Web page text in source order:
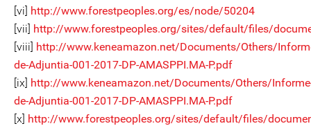
[vi] http://www.forestpeoples.org/es/node/50204
[vii] http://www.forestpeoples.org/sites/default/files/
[viii] http://www.keneamazon.net/Documents/Others/
de-Adjuntia-001-2017-DP-AMASPPI.MA-P.pdf
[ix] http://www.keneamazon.net/Documents/Others/
de-Adjuntia-001-2017-DP-AMASPPI.MA-P.pdf
[x] http://www.forestpeoples.org/sites/default/files/